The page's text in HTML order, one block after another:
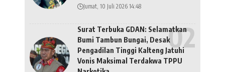
Jumat, 10 Juli 2026 14:48
Surat Terbuka GDAN: Selamatkan
Bumi Tambun Bungai, Desak
Pengadilan Tinggi Kalteng Jatuhi
Vonis Maksimal Terdakwa TPPU